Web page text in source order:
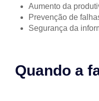
Aumento da
Prevenção de
Segurança da
Quando a